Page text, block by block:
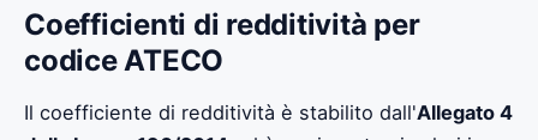
Coefficienti di redditività per
codice ATECO
Il coefficiente di redditività è stabilito dall'Allegato 4